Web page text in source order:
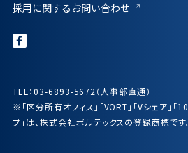
採用に関するお問い合わせ
TEL：03-6893-5672（人事部直通）
※「区分所有オフィス」「VORT」「Vシェア」「
プ」は、株式会社ボルテックスの登録商標です。